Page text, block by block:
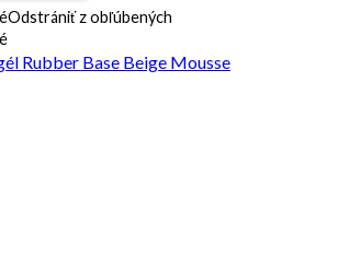
Odstrániť z obľúbených
Rubber Base Beige Mousse